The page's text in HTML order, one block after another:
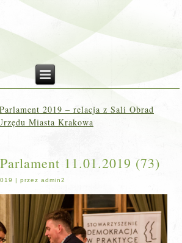
2019 – relacja z Sali Obrad
Miasta Krakowa
11.01.2019 (73)
|przez admin2